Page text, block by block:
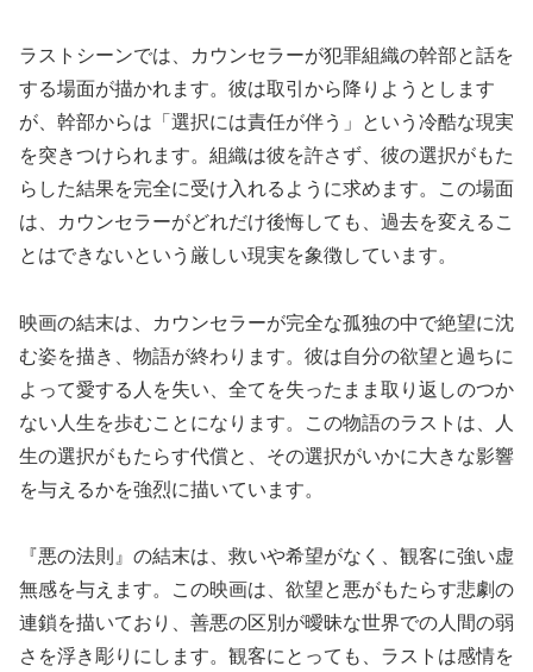
ラストシーンでは、カウンセラーが犯罪組織の幹部と話を
する場面が描かれます。彼は取引から降りようとします
が、幹部からは「選択には責任が伴う」という冷酷な現実
を突きつけられます。組織は彼を許さず、彼の選択がもた
らした結果を完全に受け入れるように求めます。この場面
は、カウンセラーがどれだけ後悔しても、過去を変えるこ
とはできないという厳しい現実を象徴しています。
映画の結末は、カウンセラーが完全な孤独の中で絶望に沈
む姿を描き、物語が終わります。彼は自分の欲望と過ちに
よって愛する人を失い、全てを失ったまま取り返しのつか
ない人生を歩むことになります。この物語のラストは、人
生の選択がもたらす代償と、その選択がいかに大きな影響
を与えるかを強烈に描いています。
『悪の法則』の結末は、救いや希望がなく、観客に強い虚
無感を与えます。この映画は、欲望と悪がもたらす悲劇の
連鎖を描いており、善悪の区別が曖昧な世界での人間の弱
さを浮き彫りにします。観客にとっても、ラストは感情を